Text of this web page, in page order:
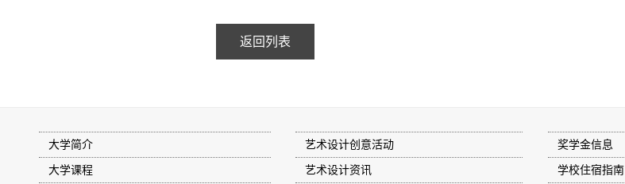
返回列表
大学简介
大学课程
艺术设计创意活动
艺术设计资讯
奖学金信息
学校住宿指南